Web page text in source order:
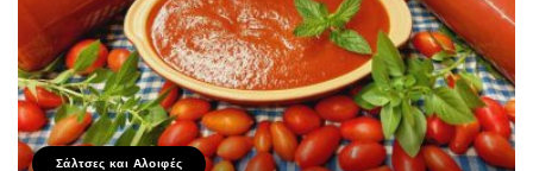
Σάλτσες και Αλοιφές